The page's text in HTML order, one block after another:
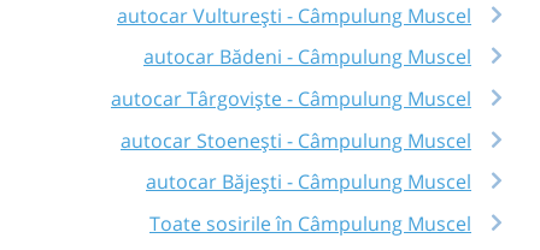
autocar Vulturești - Câmpulung Muscel
autocar Bădeni - Câmpulung Muscel
autocar Târgoviște - Câmpulung Muscel
autocar Stoenești - Câmpulung Muscel
autocar Băjești - Câmpulung Muscel
Toate sosirile în Câmpulung Muscel